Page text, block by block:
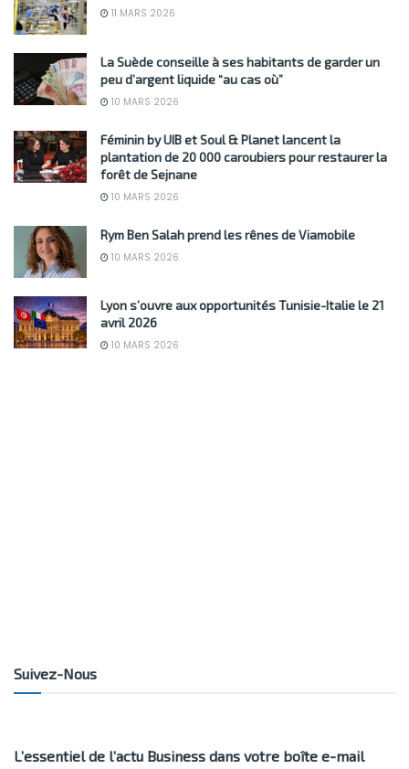
11 MARS 2026
La Suède conseille à ses habitants de garder un
peu d’argent liquide “au cas où”
10 MARS 2026
Féminin by UIB et Soul & Planet lancent la
plantation de 20 000 caroubiers pour restaurer la
forêt de Sejnane
10 MARS 2026
Rym Ben Salah prend les rênes de Viamobile
10 MARS 2026
Lyon s’ouvre aux opportunités Tunisie-Italie le 21
avril 2026
10 MARS 2026
Suivez-Nous
L’essentiel de l’actu Business dans votre boîte e-mail